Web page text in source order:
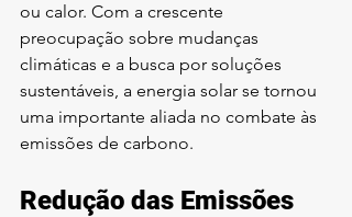
ou calor. Com a crescente
preocupação sobre mudanças
climáticas e a busca por soluções
sustentáveis, a energia solar se tornou
uma importante aliada no combate às
emissões de carbono.
Redução das Emissões